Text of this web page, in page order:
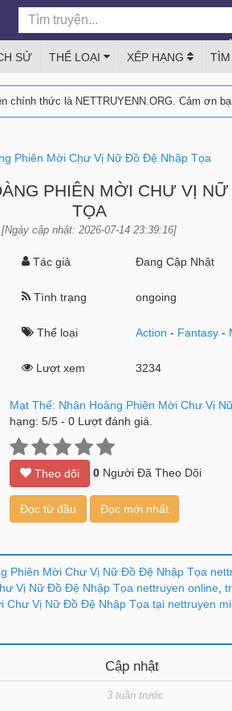
SỬ THỂ LOẠI XẾP HẠNG TÌM
chính thức là NETTRUYENN.ORG. Cảm ơn
Phiên Mời Chư Vị Nữ Đồ Đệ Nhập Tọa
PHIÊN MỜI CHƯ VỊ
TỌA
[Ngày cập nhật: 2026-07-14 23:39:16]
Tác giả Đang Cập Nhật
Tình trạng ongoing
Thể loại Action - Fantasy -
Lượt xem 3234
Mạt Thế: Nhân Hoàng Phiên Mời Chư Vị
hạng: 5/5- 0Lượt đánh giá.
Theo dõi 0Người Đã Theo Dõi
Đọc từ đầu Đọc mới nhất
Phiên Mời Chư Vị Nữ Đồ Đệ Nhập Tọa
Vị Nữ Đồ Đệ Nhập Tọa nettruyen online,
Chư Vị Nữ Đồ Đệ Nhập Tọa tại nettruyen
Cập nhật
3 tuần trước